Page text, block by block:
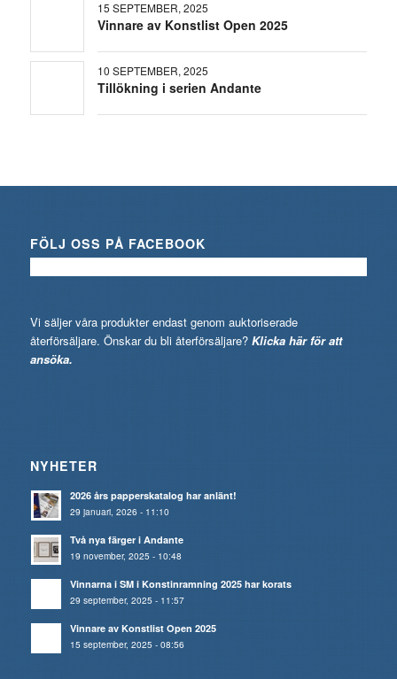
15 SEPTEMBER, 2025
Vinnare av Konstlist Open 2025
10 SEPTEMBER, 2025
Tillökning i serien Andante
FÖLJ OSS PÅ FACEBOOK
Vi säljer våra produkter endast genom auktoriserade
återförsäljare. Önskar du bli återförsäljare? Klicka här för att
ansöka.
NYHETER
2026 års papperskatalog har anlänt!
29 januari, 2026 - 11:10
Två nya färger i Andante
19 november, 2025 - 10:48
Vinnarna i SM i Konstinramning 2025 har korats
29 september, 2025 - 11:57
Vinnare av Konstlist Open 2025
15 september, 2025 - 08:56